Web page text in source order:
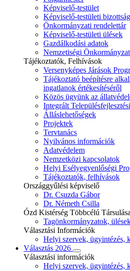
Képviselő-testület
Képviselő-testületi
Önkormányzati rendelettár
Képviselő-testületi ülések
Gazdálkodási adatok
Nemzetiségi
Tájékoztatók, Felhívások
Versenyképes Járások
Tájékoztató beépítésre
ingatlanok értékesítéséről
Közös ügyünk az
Integrált
Álláslehetőségek
Projektek
Tervtanács
Nyilvános információk
Adatvédelem
Nemzetközi kapcsolatok
Helyi Esélyegyenlőségi
Tájékoztatók, felhívások
Országgyűlési képviselő
Dr. Csuzda Gábor
Dr. Németh Csilla
Ózd Kistérség Többcélú
Tagönkormányzatok,
Választási Információk
Helyi szervek, ügyintézés,
Választás 2026
Választási információk
Helyi szervek, ügyintézés,